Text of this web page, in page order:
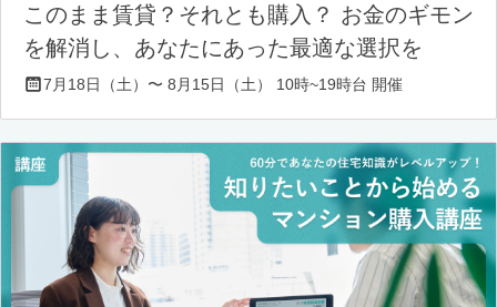
このまま賃貸？それとも購入？ お金のギモン
を解消し、あなたにあった最適な選択を
7月18日（土）〜 8月15日（土） 10時~19時台 開催